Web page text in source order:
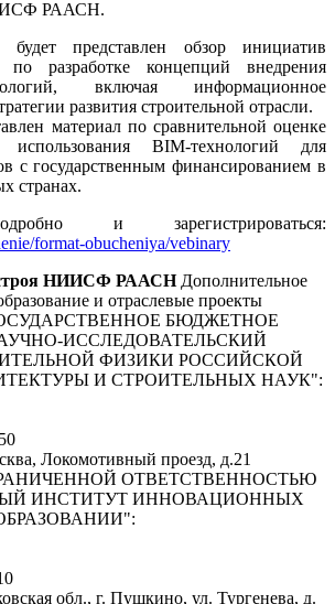
РААСН.
представлен обзор инициатив
разработке концепций внедрения
включая информационное
развития строительной отрасли.
материал по сравнительной оценке
BIM-технологий для
с государственным финансированием в
странах.
и зарегистрироваться:
format-obucheniya/vebinary
НИИСФ РААСН Дополнительное
и отраслевые проекты
БЮДЖЕТНОЕ
ИССЛЕДОВАТЕЛЬСКИЙ
ФИЗИКИ РОССИЙСКОЙ
И СТРОИТЕЛЬНЫХ НАУК":
Локомотивный проезд, д.21
ОТВЕТСТВЕННОСТЬЮ
ИНСТИТУТ ИННОВАЦИОННЫХ
:
обл., г. Пушкино, ул. Тургенева, д.